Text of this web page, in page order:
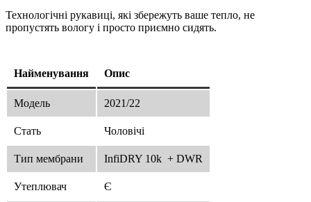
Технологічні рукавиці, які збережуть ваше тепло, не
пропустять вологу і просто приємно сидять.
Найменування Опис
Модель 2021/22
Стать Чоловічі
Тип мембрани InfiDRY 10k + DWR
Утеплювач Є